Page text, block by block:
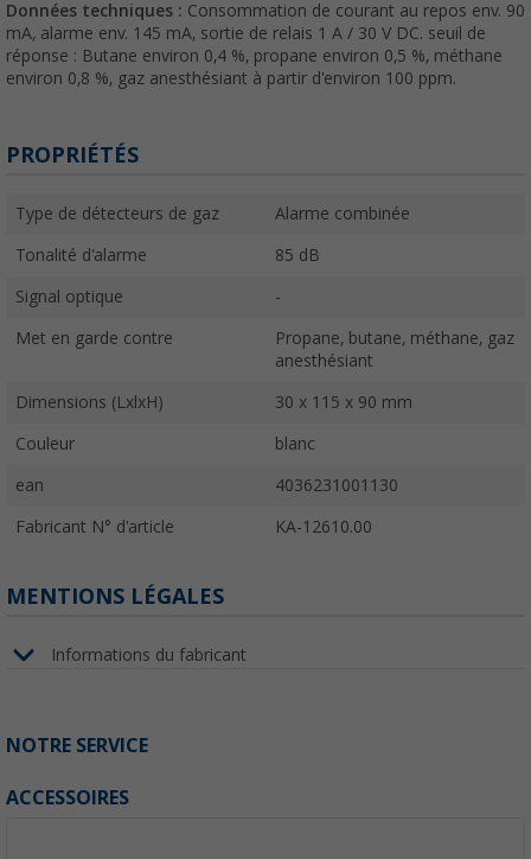
Données techniques : Consommation de courant au repos env. 90
mA, alarme env. 145 mA, sortie de relais 1 A / 30 V DC. seuil de
réponse : Butane environ 0,4 %, propane environ 0,5 %, méthane
environ 0,8 %, gaz anesthésiant à partir d'environ 100 ppm.
PROPRIÉTÉS
Type de détecteurs de gaz Alarme combinée
Tonalité d'alarme 85 dB
Signal optique -
Met en garde contre
Propane, butane, méthane, gaz
anesthésiant
Dimensions (LxlxH) 30 x 115 x 90 mm
Couleur blanc
ean 4036231001130
Fabricant N° d'article KA-12610.00
MENTIONS LÉGALES
Informations du fabricant
NOTRE SERVICE
ACCESSOIRES